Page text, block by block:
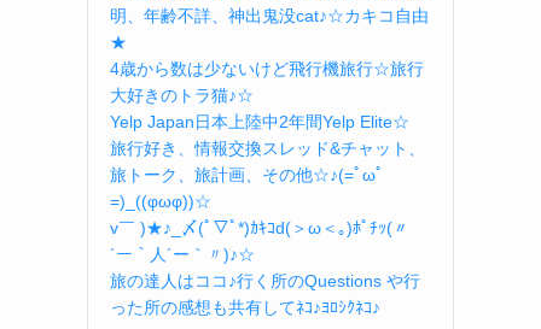
明、年齢不詳、神出鬼没cat♪☆カキコ自由
★
4歳から数は少ないけど飛行機旅行☆旅行
大好きのトラ猫♪☆
Yelp Japan日本上陸中2年間Yelp Elite☆
旅行好き、情報交換スレッド&チャット、
旅トーク、旅計画、その他☆♪(=ﾟωﾟ
=)_((φωφ))☆
v￣ )★♪_〆(ﾟ▽ﾟ*)ｶｷｺd(＞ω＜｡)ﾎﾟﾁｯ(〃
´ー｀人´ー｀〃)♪☆
旅の達人はココ♪行く所のQuestions や行
った所の感想も共有してﾈｺ♪ﾖﾛｼｸﾈｺ♪